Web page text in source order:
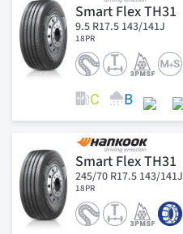
Smart Flex TH31
9.5 R17.5 143/141J
18PR
Smart Flex TH31
245/70 R17.5 143/141J
18PR